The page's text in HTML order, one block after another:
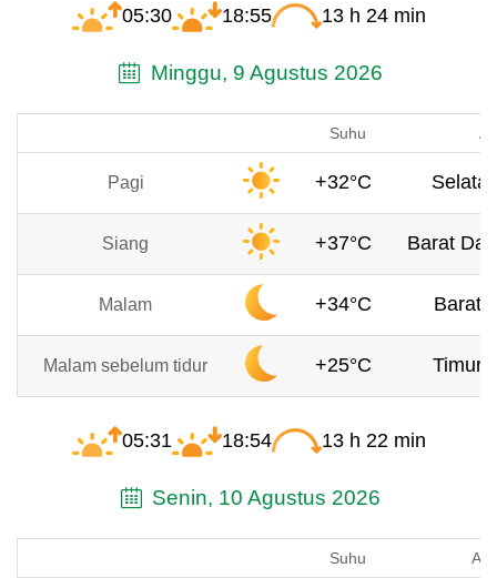
05:30 18:55 13 h 24 min
Minggu, 9 Agustus 2026
Suhu
Pagi +32°C
Siang +37°C Barat
Malam +34°C Barat,
Malam sebelum tidur +25°C Timur,
05:31 18:54 13 h 22 min
Senin, 10 Agustus 2026
Suhu